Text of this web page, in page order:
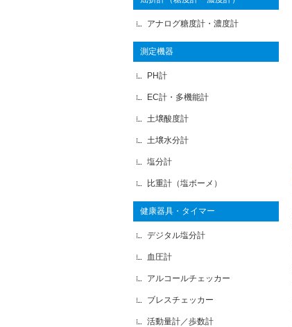
アナログ糖度計・濃度計
測定機器
PH計
EC計・多機能計
土壌酸度計
土壌水分計
塩分計
比重計（塩ボーメ）
健康器具・タイマー
デジタル塩分計
血圧計
アルコールチェッカー
ブレスチェッカー
活動量計／歩数計